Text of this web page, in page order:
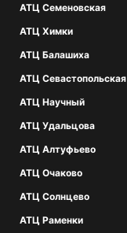
АТЦ Семеновская
АТЦ Химки
АТЦ Балашиха
АТЦ Севастопольская
АТЦ Научный
АТЦ Удальцова
АТЦ Алтуфьево
АТЦ Очаково
АТЦ Солнцево
АТЦ Раменки